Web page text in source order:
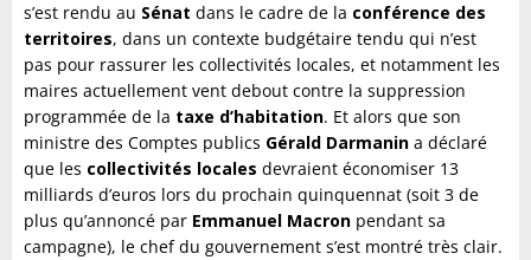
s’est rendu au Sénat dans le cadre de la conférence des
territoires, dans un contexte budgétaire tendu qui n’est
pas pour rassurer les collectivités locales, et notamment les
maires actuellement vent debout contre la suppression
programmée de la taxe d’habitation. Et alors que son
ministre des Comptes publics Gérald Darmanin a déclaré
que les collectivités locales devraient économiser 13
milliards d’euros lors du prochain quinquennat (soit 3 de
plus qu’annoncé par Emmanuel Macron pendant sa
campagne), le chef du gouvernement s’est montré très clair.